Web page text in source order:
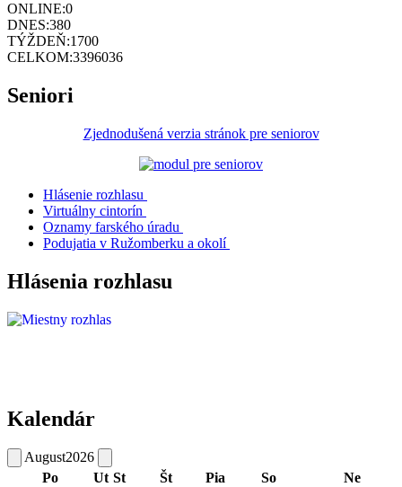
ONLINE:0
DNES:380
TÝŽDEŇ:1700
CELKOM:3396036
Seniori
Zjednodušená verzia stránok pre seniorov
Hlásenie rozhlasu
Virtuálny cintorín
Oznamy farského úradu
Podujatia v Ružomberku a okolí
Hlásenia rozhlasu
Kalendár
August2026
Po
Ut St Št Pia So Ne